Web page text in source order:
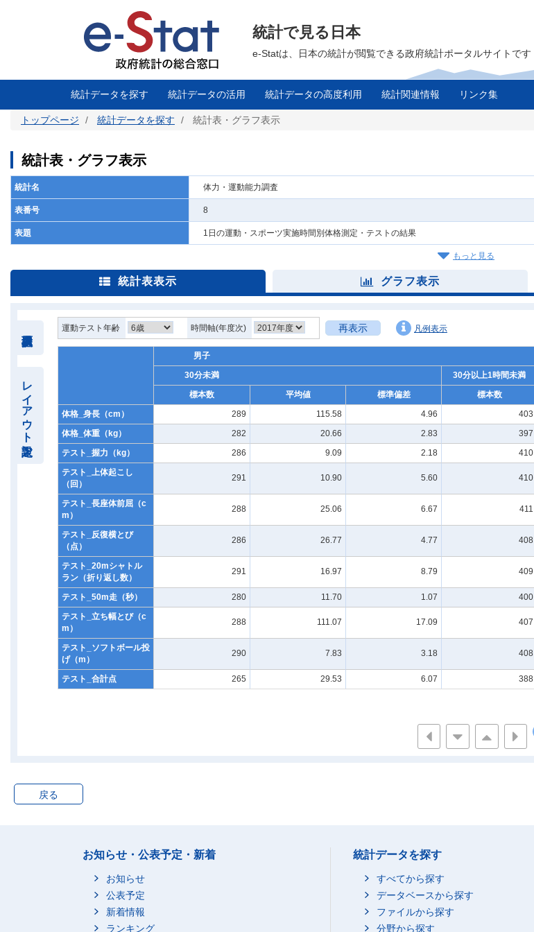
に
統計で見る日本
e-Statは、日本の統計が閲覧できる政府統計ポータルサイトです
統計データを探す 統計データの活用 統計データの高度利用 統計関連情報 リンク集
トップページ 統計データを探す 統計表・グラフ表示
統計表・グラフ表示
統計名 体力・運動能力調査
表番号 8
表題 1日の運動・スポーツ実施時間別体格測定・テストの結果
もっと見る
統計表表示 グラフ表示
レイアウト設定
運動テスト年齢 時間軸(年度次) 再表示 凡例表示
男子
30分未満
30分以上1時間未満
標本数
平均値 標準偏差 標本数
体格_身長（cm）
289 115.58 4.96 403
体格_体重（kg）
282 20.66 2.83 397
テスト_握力（kg）
286 9.09 2.18 410
テスト_上体起こし
（回）
291 10.90 5.60 410
テスト_長座体前屈（c
m）
288 25.06 6.67 411
テスト_反復横とび
（点）
286 26.77 4.77 408
テスト_20mシャトル
ラン（折り返し数）
291 16.97 8.79 409
テスト_50m走（秒） 280 11.70 1.07 400
テスト_立ち幅とび（c
m）
288 111.07 17.09 407
テスト_ソフトボール投
げ（m）
290 7.83 3.18 408
テスト_合計点 265 29.53 6.07 388
戻る
お知らせ・公表予定・新着
お知らせ
公表予定
新着情報
ランキング
統計データを探す
すべてから探す
データベースから探す
ファイルから探す
分野から探す